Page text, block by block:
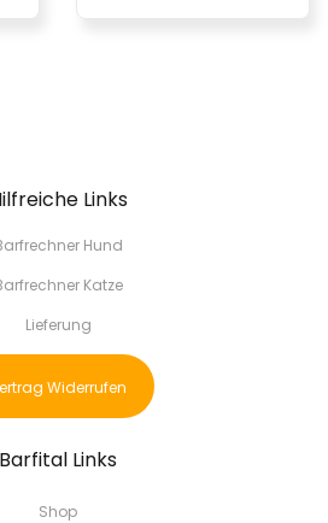
Links
Hund
Katze
Lieferung
Widerrufen
Barfital Links
Shop